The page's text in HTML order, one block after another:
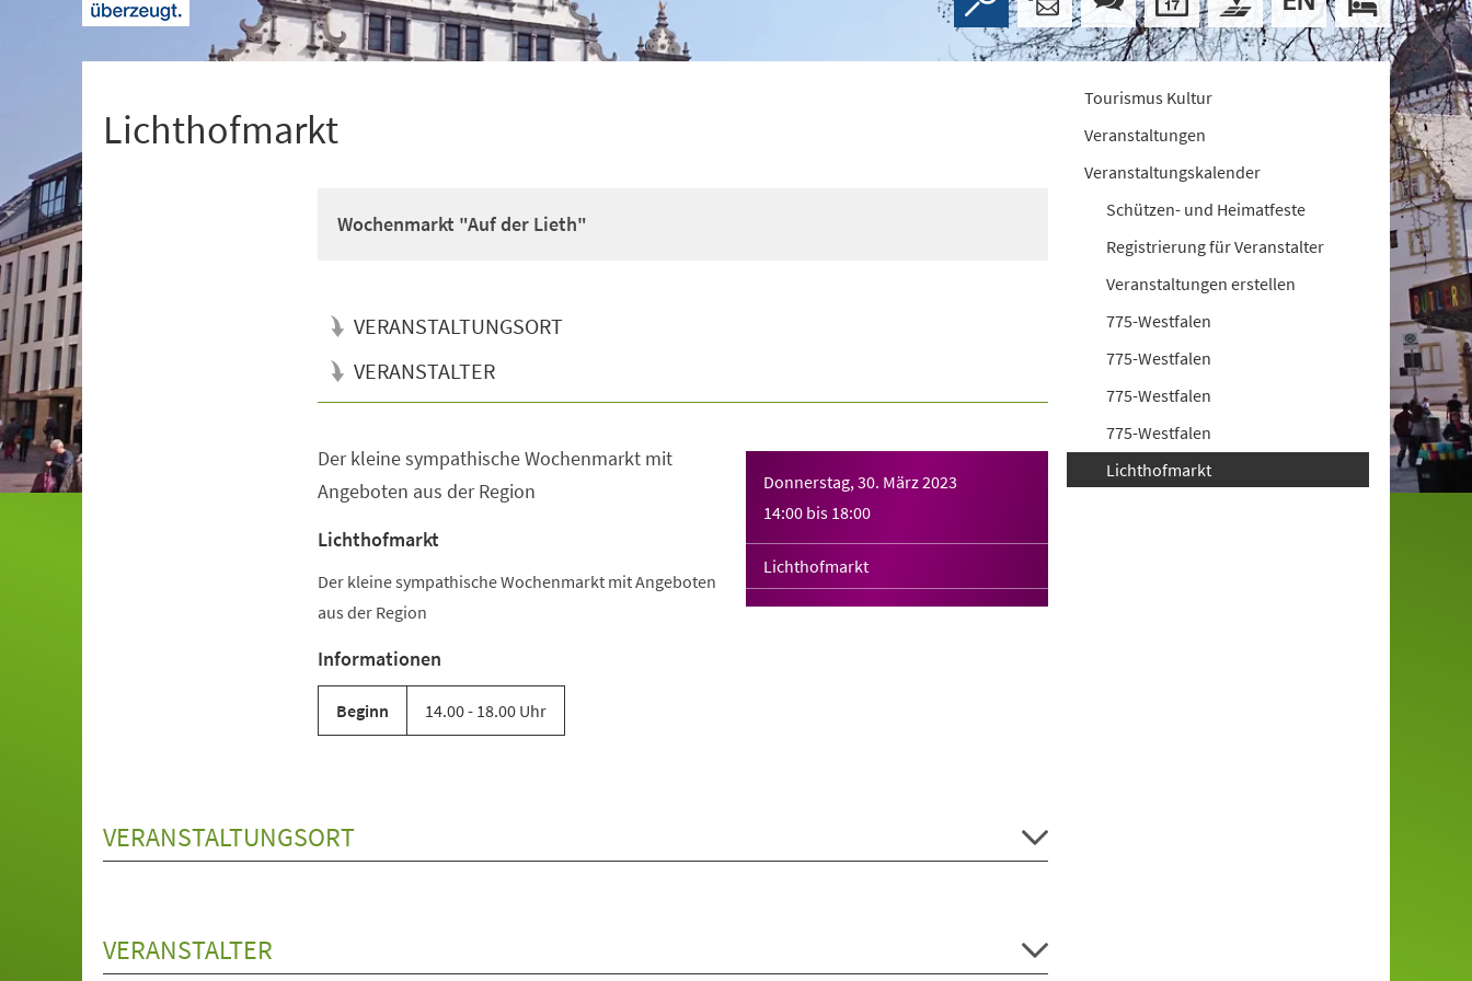
Lichthofmarkt
Wochenmarkt "Auf der Lieth"
VERANSTALTUNGSORT
VERANSTALTER
Donnerstag, 30. März 2023
14:00 bis 18:00
Lichthofmarkt
Der kleine sympathische Wochenmarkt mit
Angeboten aus der Region
Lichthofmarkt
Der kleine sympathische Wochenmarkt mit Angeboten
aus der Region
Informationen
Beginn 14.00 - 18.00 Uhr
VERANSTALTUNGSORT
VERANSTALTER
Tourismus Kultur
Veranstaltungen
Veranstaltungskalender
Schützen- und Heimatfeste
Registrierung für Veranstalter
Veranstaltungen erstellen
775-Westfalen
775-Westfalen
775-Westfalen
775-Westfalen
Lichthofmarkt